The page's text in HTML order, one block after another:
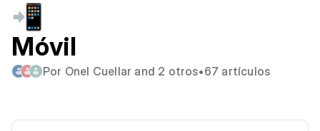
📲
Móvil
Por Onel Cuellar and 2 otros•67 artículos